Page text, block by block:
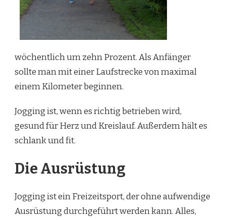
wöchentlich um zehn Prozent. Als Anfänger
sollte man mit einer Laufstrecke von maximal
einem Kilometer beginnen.
Jogging ist, wenn es richtig betrieben wird,
gesund für Herz und Kreislauf. Außerdem hält es
schlank und fit.
Die Ausrüstung
Jogging ist ein Freizeitsport, der ohne aufwendige
Ausrüstung durchgeführt werden kann. Alles,